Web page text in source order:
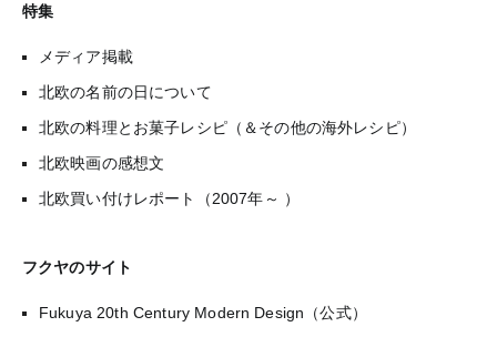
特集
メディア掲載
北欧の名前の日について
北欧の料理とお菓子レシピ（＆その他の海外レシピ）
北欧映画の感想文
北欧買い付けレポート（2007年～ ）
フクヤのサイト
Fukuya 20th Century Modern Design（公式）